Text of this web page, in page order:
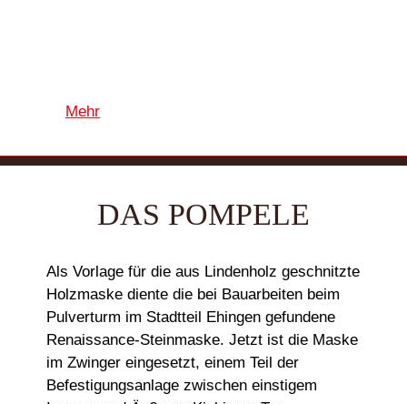
Mehr
DAS POMPELE
Als Vorlage für die aus Lindenholz geschnitzte
Holzmaske diente die bei Bauarbeiten beim
Pulverturm im Stadtteil Ehingen gefundene
Renaissance-Steinmaske. Jetzt ist die Maske
im Zwinger eingesetzt, einem Teil der
Befestigungsanlage zwischen einstigem